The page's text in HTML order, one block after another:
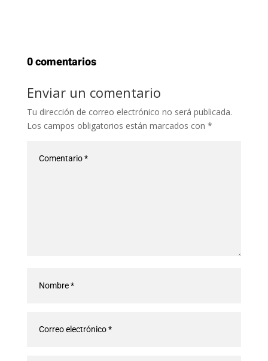
0 comentarios
Enviar un comentario
Tu dirección de correo electrónico no será publicada.
Los campos obligatorios están marcados con *